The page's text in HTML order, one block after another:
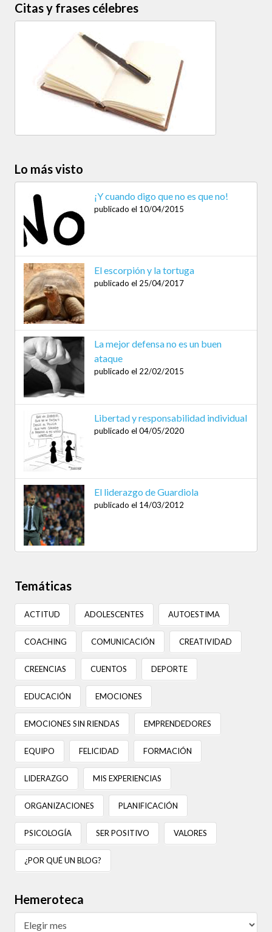
Citas y frases célebres
Lo más visto
¡Y cuando digo que no es que no!
publicado el 10/04/2015
El escorpión y la tortuga
publicado el 25/04/2017
La mejor defensa no es un buen
ataque
publicado el 22/02/2015
Libertad y responsabilidad individual
publicado el 04/05/2020
El liderazgo de Guardiola
publicado el 14/03/2012
Temáticas
ACTITUD ADOLESCENTES AUTOESTIMA
COACHING COMUNICACIÓN CREATIVIDAD
CREENCIAS CUENTOS DEPORTE
EDUCACIÓN EMOCIONES
EMOCIONES SIN RIENDAS EMPRENDEDORES
EQUIPO FELICIDAD FORMACIÓN
LIDERAZGO MIS EXPERIENCIAS
ORGANIZACIONES PLANIFICACIÓN
PSICOLOGÍA SER POSITIVO VALORES
¿POR QUÉ UN BLOG?
Hemeroteca
Hemeroteca